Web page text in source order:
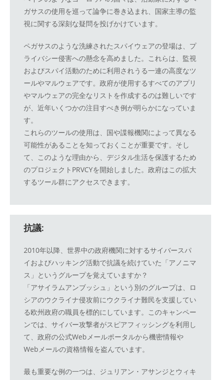
ガサスの使用を巡って論争に巻き込まれ、国家主導の監
視に関する深刻な疑問を投げかけています。
ペガサスのような洗練されたスパイウェアの登場は、プ
ライバシー侵害への懸念を高めました。これらは、監視
およびスパイ活動のために利用されうる一連の高度なツ
ールやマルウェアです。政府が使用するすべてのアプリ
やマルウェアの完全なリストを作成するのは難しいです
が、近年いくつかの注目すべき例が明らかになっていま
す。
これらのツールの使用は、国や諜報機関によって異なる
可能性があることを知っておくことが重要です。そし
て、このような理由から、デジタル生活を保護するため
のプロジェクトPRVCYを開始しました。政府はこの拡大
するツール群にアクセスできます。
抗議:
2010年以降、世界中の政府機関に対するサイバースパ
イおよびハッキング活動で抗議を続けていた「アノニマ
ス」というグループを覚えていますか？
「アサイラムアンブッシュ」という別のグループは、ロ
シアのウクライナ侵攻前にウクライナ難民を支援してい
る欧州政府の職員を標的にしています。このキャンペー
ンでは、サイバー攻撃者がスピアフィッシングを利用し
て、政府の公式Webメールポータルから機密情報や
Webメールの資格情報を盗んでいます。
最も重要な例の一つは、ジュリアン・アサンジとウィキ